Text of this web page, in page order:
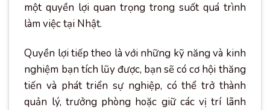
một quyền lợi quan trọng trong suốt quá trình
làm việc tại Nhật.
Quyền lợi tiếp theo là với những kỹ năng và kinh
nghiệm bạn tích lũy được, bạn sẽ có cơ hội thăng
tiến và phát triển sự nghiệp, có thể trở thành
quản lý, trưởng phòng hoặc giữ các vị trí lãnh